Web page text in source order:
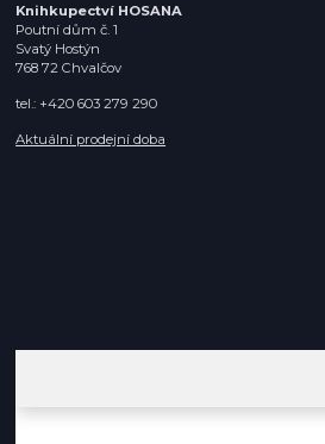
Knihkupectví HOSANA
Poutní dům č. 1
Svatý Hostýn
768 72 Chvalčov
tel.: +420 603 279 290
Aktuální prodejní doba